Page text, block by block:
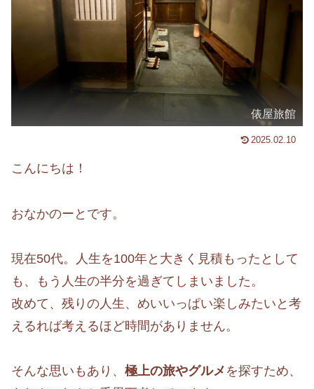
俵屋旅館
2025.02.10
こんにちは！
おなかのーとです。
現在50代。人生を100年と大きく見積もったとして
も、もう人生の半分を過ぎてしまいました。
改めて、残りの人生、めいいっぱい楽しみたいと考
えるれば考えるほど時間がありません。
そんな思いもあり、 極上の旅やグルメ を探すため、